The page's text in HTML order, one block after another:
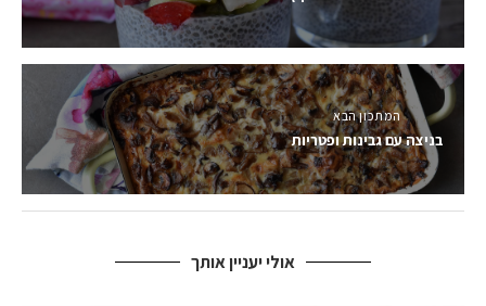
המתכון הבא
בניצה עם גבינות ופטריות
אולי יעניין אותך